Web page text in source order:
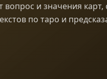
и значения
по таро и